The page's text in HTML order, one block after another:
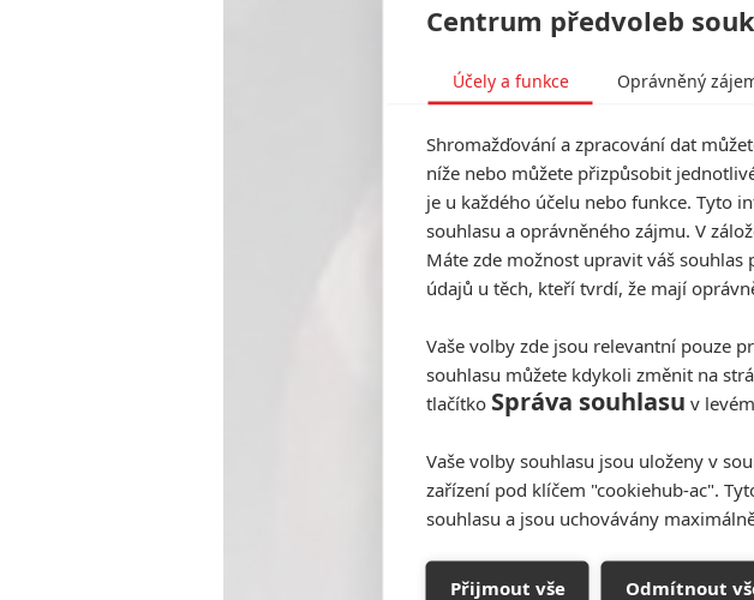
Centrum předvoleb
Účely a funkce Oprávněný
Shromažďování a zpracování dat
níže nebo můžete přizpůsobit
je u každého účelu nebo funkce. Tyto
souhlasu a oprávněného zájmu. V
Máte zde možnost upravit váš
údajů u těch, kteří tvrdí, že mají
Vaše volby zde jsou relevantní pouze
souhlasu můžete kdykoli změnit na
tlačítko Správa souhlasu v
Vaše volby souhlasu jsou uloženy v
zařízení pod klíčem "cookiehub-ac".
souhlasu a jsou uchovávány
Přijmout vše Odmítnout